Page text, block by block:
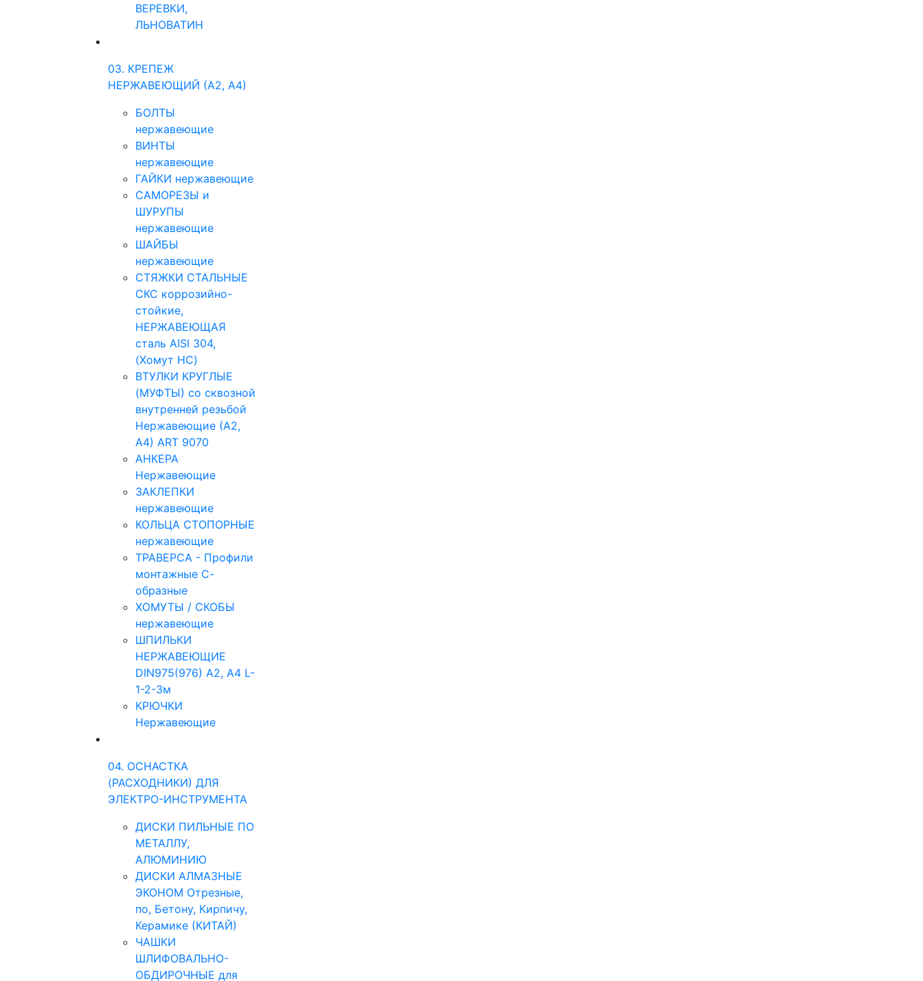
ВЕРЕВКИ,
ЛЬНОВАТИН
03. КРЕПЕЖ
НЕРЖАВЕЮЩИЙ (А2, А4)
БОЛТЫ
нержавеющие
ВИНТЫ
нержавеющие
ГАЙКИ нержавеющие
САМОРЕЗЫ и
ШУРУПЫ
нержавеющие
ШАЙБЫ
нержавеющие
СТЯЖКИ СТАЛЬНЫЕ
СКС коррозийно-
стойкие,
НЕРЖАВЕЮЩАЯ
сталь AISI 304,
(Хомут НС)
ВТУЛКИ КРУГЛЫЕ
(МУФТЫ) со сквозной
внутренней резьбой
Нержавеющие (А2,
А4) ART 9070
АНКЕРА
Нержавеющие
ЗАКЛЕПКИ
нержавеющие
КОЛЬЦА СТОПОРНЫЕ
нержавеющие
ТРАВЕРСА - Профили
монтажные С-
образные
ХОМУТЫ / СКОБЫ
нержавеющие
ШПИЛЬКИ
НЕРЖАВЕЮЩИЕ
DIN975(976) A2, А4 L-
1-2-3м
КРЮЧКИ
Нержавеющие
04. ОСНАСТКА
(РАСХОДНИКИ) ДЛЯ
ЭЛЕКТРО-ИНСТРУМЕНТА
ДИСКИ ПИЛЬНЫЕ ПО
МЕТАЛЛУ,
АЛЮМИНИЮ
ДИСКИ АЛМАЗНЫЕ
ЭКОНОМ Отрезные,
по, Бетону, Кирпичу,
Керамике (КИТАЙ)
ЧАШКИ
ШЛИФОВАЛЬНО-
ОБДИРОЧНЫЕ для